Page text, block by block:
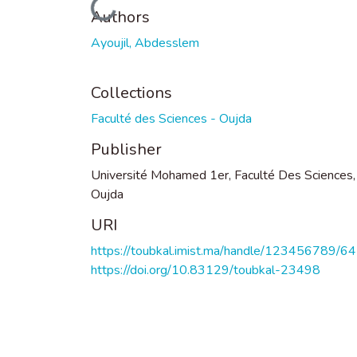
Loading...
Authors
Ayoujil, Abdesslem
Collections
Faculté des Sciences - Oujda
Publisher
Université Mohamed 1er, Faculté Des Sciences,
Oujda
URI
https://toubkal.imist.ma/handle/123456789/
https://doi.org/10.83129/toubkal-23498